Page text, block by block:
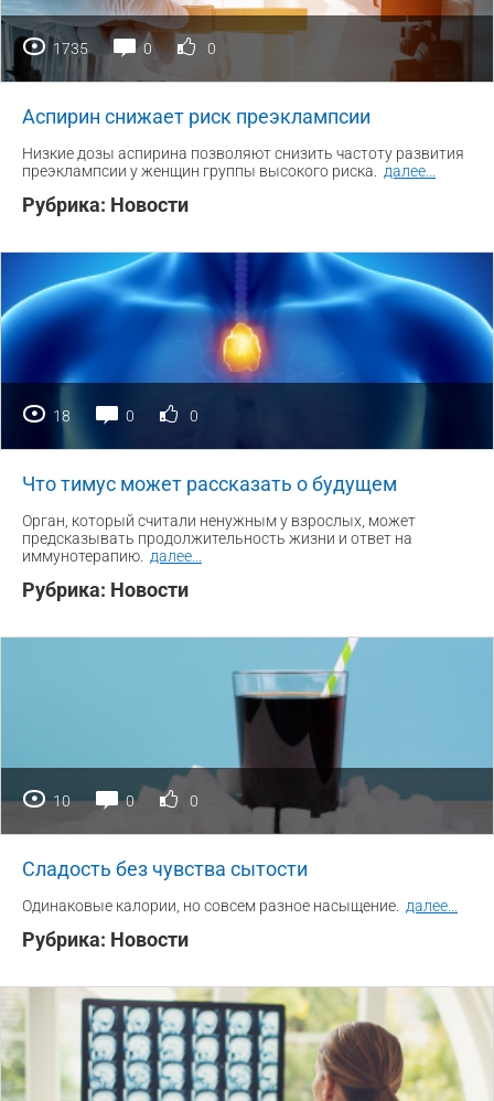
1735 0 0
Аспирин снижает риск преэклампсии
Низкие дозы аспирина позволяют снизить частоту развития
преэклампсии у женщин группы высокого риска.
далее
Рубрика: Новости
18 0 0
Что тимус может рассказать о будущем
Орган, который считали ненужным у взрослых, может
предсказывать продолжительность жизни и ответ на
иммунотерапию.
далее
Рубрика: Новости
10 0 0
Сладость без чувства сытости
Одинаковые калории, но совсем разное насыщение. далее
Рубрика: Новости